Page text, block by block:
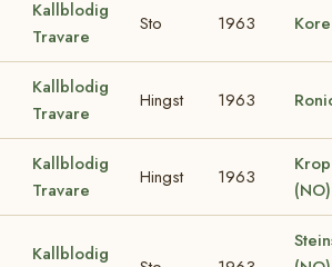
Kallblodig
Travare
Sto 1963
Kallblodig
Travare
Hingst 1963
Kallblodig
Travare
Hingst 1963
Kallblodig